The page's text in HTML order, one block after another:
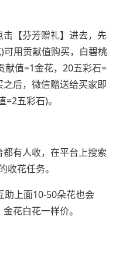
【芬芳赠礼】进去，先
用贡献值购买，白碧桃
献值=1金花，20五彩石=
后，微信赠送给买家即
五彩石)。
有人收，在平台上搜索
收花任务。
助上面10-50朵花也会
花白花一样价。